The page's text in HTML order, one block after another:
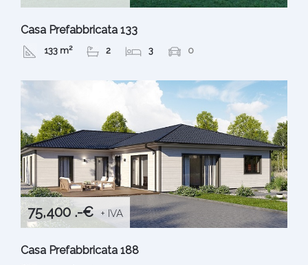
Casa Prefabbricata 133
133 m² 2 3 0
75,400 .-€ + IVA
Casa Prefabbricata 188